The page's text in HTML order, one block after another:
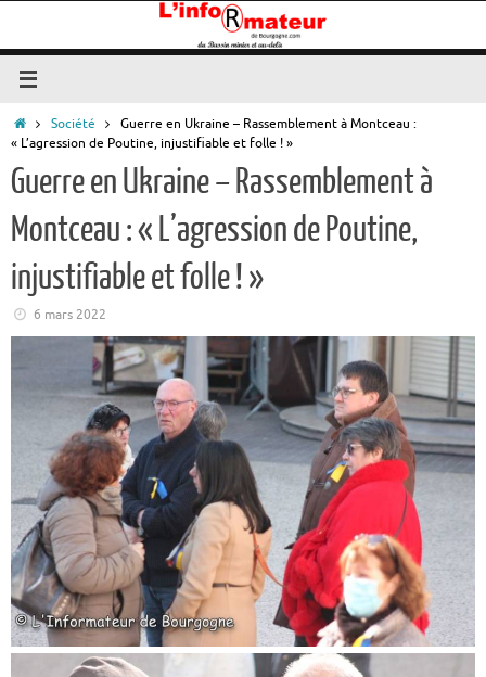
contenu
Accueil
Société
Guerre en Ukraine – Rassemblement à Montceau :
« L’agression de Poutine, injustifiable et folle ! »
Guerre en Ukraine – Rassemblement à
Montceau : « L’agression de Poutine,
injustifiable et folle ! »
6 mars 2022